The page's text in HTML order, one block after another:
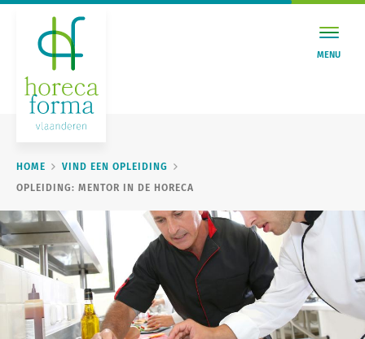
MENU
HOME
VIND EEN OPLEIDING
OPLEIDING: MENTOR IN DE HORECA